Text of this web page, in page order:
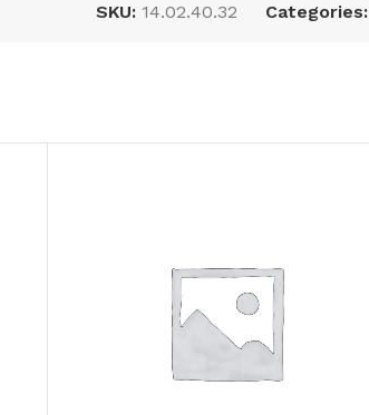
lisa 4 x 8, cal.:28*****
3.05m), cal.:26,
SKU: GTEJ10
SKU: 14.02.40.32 Categories: